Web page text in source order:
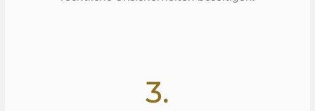
3.